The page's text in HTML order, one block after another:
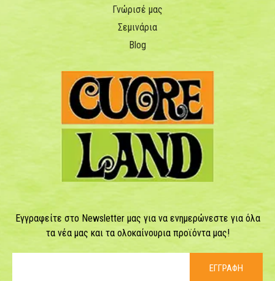
Γνώρισέ μας
Σεμινάρια
Blog
Εγγραφείτε στο Newsletter μας για να ενημερώνεστε για όλα
τα νέα μας και τα ολοκαίνουρια προϊόντα μας!
ΕΓΓΡΑΦΗ